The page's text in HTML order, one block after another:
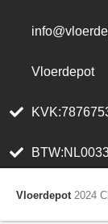
Vloerdepot
Vloerdepot 2024